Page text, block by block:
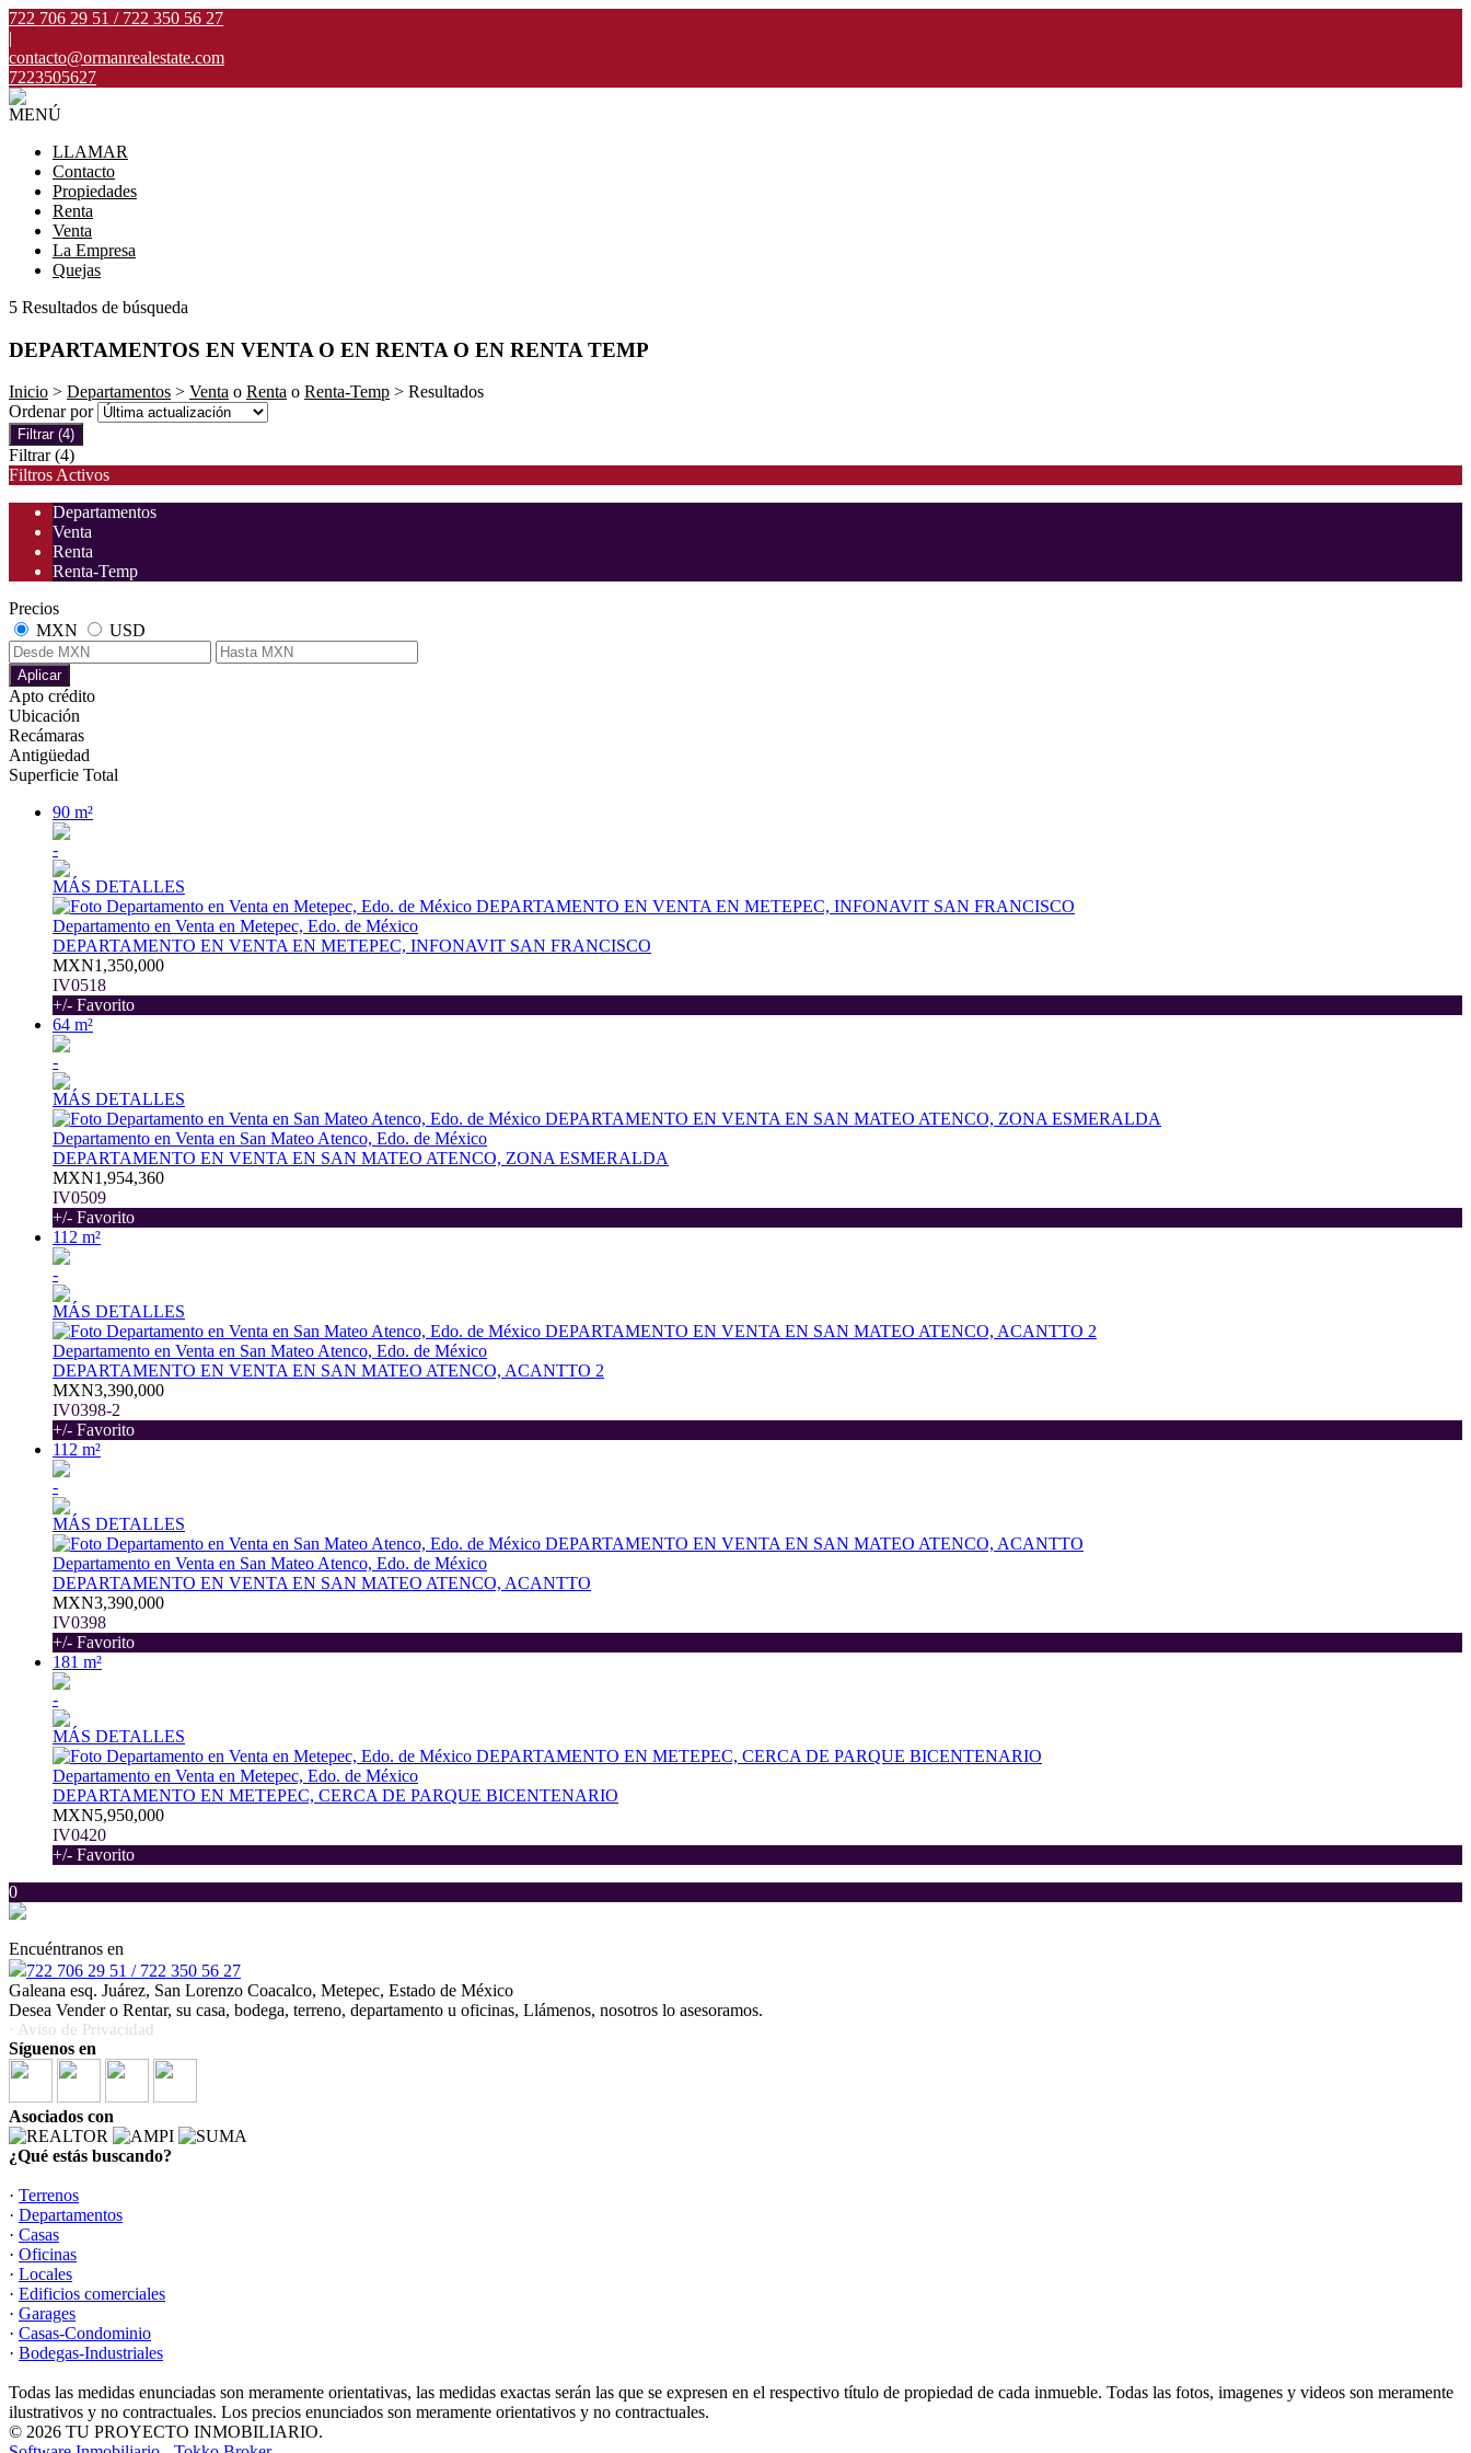
722 706 29 51 / 722 350 56 27
|
contacto@ormanrealestate.com
7223505627
MENÚ
LLAMAR
Contacto
Propiedades
Renta
Venta
La Empresa
Quejas
5 Resultados de búsqueda
DEPARTAMENTOS EN VENTA O EN RENTA O EN RENTA TEMP
Inicio > Departamentos > Venta o Renta o Renta-Temp > Resultados
Ordenar por
Filtrar (4)
Filtrar (4)
Filtros Activos
Departamentos
Venta
Renta
Renta-Temp
Precios
MXN
USD
Aplicar
Apto crédito
Ubicación
Recámaras
Antigüedad
Superficie Total
90 m²
-
MÁS DETALLES
Departamento en Venta en Metepec, Edo. de México
DEPARTAMENTO EN VENTA EN METEPEC, INFONAVIT SAN FRANCISCO
MXN1,350,000
IV0518
+/- Favorito
64 m²
-
MÁS DETALLES
Departamento en Venta en San Mateo Atenco, Edo. de México
DEPARTAMENTO EN VENTA EN SAN MATEO ATENCO, ZONA ESMERALDA
MXN1,954,360
IV0509
+/- Favorito
112 m²
-
MÁS DETALLES
Departamento en Venta en San Mateo Atenco, Edo. de México
DEPARTAMENTO EN VENTA EN SAN MATEO ATENCO, ACANTTO 2
MXN3,390,000
IV0398-2
+/- Favorito
112 m²
-
MÁS DETALLES
Departamento en Venta en San Mateo Atenco, Edo. de México
DEPARTAMENTO EN VENTA EN SAN MATEO ATENCO, ACANTTO
MXN3,390,000
IV0398
+/- Favorito
181 m²
-
MÁS DETALLES
Departamento en Venta en Metepec, Edo. de México
DEPARTAMENTO EN METEPEC, CERCA DE PARQUE BICENTENARIO
MXN5,950,000
IV0420
+/- Favorito
0
Encuéntranos en
722 706 29 51 / 722 350 56 27
Galeana esq. Juárez, San Lorenzo Coacalco, Metepec, Estado de México
Desea Vender o Rentar, su casa, bodega, terreno, departamento u oficinas, Llámenos, nosotros lo asesoramos.
· Aviso de Privacidad
Síguenos en
Asociados con
¿Qué estás buscando?
· Terrenos
· Departamentos
· Casas
· Oficinas
· Locales
· Edificios comerciales
· Garages
· Casas-Condominio
· Bodegas-Industriales
Todas las medidas enunciadas son meramente orientativas, las medidas exactas serán las que se expresen en el respectivo título de propiedad de cada inmueble. Todas las fotos, imagenes y videos son meramente
ilustrativos y no contractuales. Los precios enunciados son meramente orientativos y no contractuales.
© 2026 TU PROYECTO INMOBILIARIO.